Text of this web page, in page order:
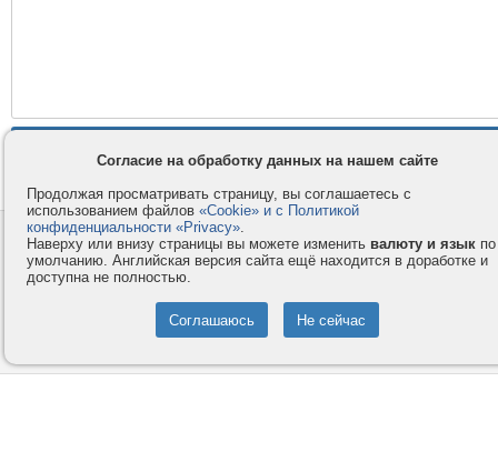
Контакты
Компания
Privacy и Cookie
Правила и условия
Форумы
Согласие на обработку данных на нашем сайте
Продолжая просматривать страницу, вы соглашаетесь с
использованием файлов «Cookie» и с Политикой
конфиденциальности «Privacy».
Наверху или внизу страницы вы можете изменить валюту и язык по
умолчанию. Английская версия сайта ещё находится в доработке и
доступна не полностью.